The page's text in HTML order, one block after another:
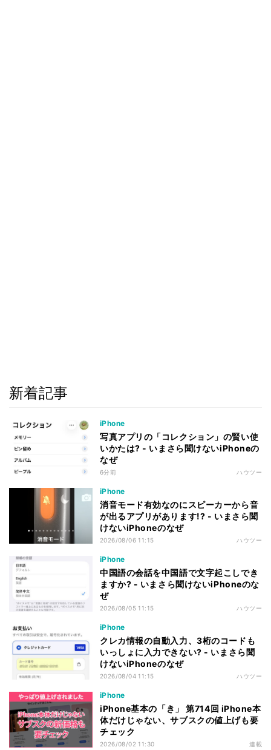
新着記事
iPhone
写真アプリの「コレクション」の賢い使
いかたは? - いまさら聞けないiPhoneの
なぜ
6分前 ハウツー
iPhone
消音モード有効なのにスピーカーから音
が出るアプリがあります!? - いまさら聞
けないiPhoneのなぜ
2026/08/06 11:15 ハウツー
iPhone
中国語の会話を中国語で文字起こしでき
ますか? - いまさら聞けないiPhoneのな
ぜ
2026/08/05 11:15 ハウツー
iPhone
クレカ情報の自動入力、3桁のコードも
いっしょに入力できない? - いまさら聞
けないiPhoneのなぜ
2026/08/04 11:15 ハウツー
iPhone
iPhone基本の「き」 第714回 iPhone本
体だけじゃない、サブスクの値上げも要
チェック
2026/08/02 11:30 連載